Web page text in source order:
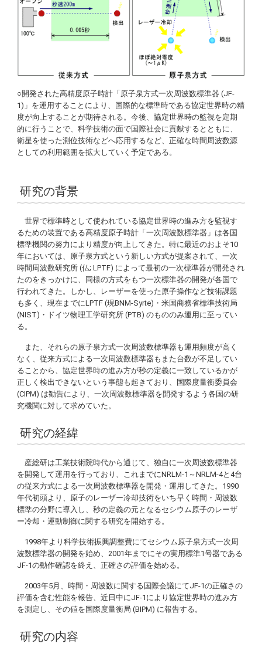
○開発された高精度原子時計「原子泉方式一次周波数標準器 (JF-
1)」を運用することにより、国際的な標準時である協定世界時の精
度が向上することが期待される。今後、協定世界時の監視を定期
的に行うことで、科学技術の面で国際社会に貢献するとともに、
衛星を使った測位技術などへ応用するなど、正確な時間周波数源
としての利用範囲を拡大していく予定である。
研究の背景
世界で標準時として使われている協定世界時の進み方を監視す
るための装置である高精度原子時計「一次周波数標準器」は各国
標準機関の努力により精度が向上してきた。特に最近のおよそ10
年においては、原子泉方式という新しい方式が提案されて、一次
時間周波数研究所 (仏; LPTF) によって最初の一次標準器が開発され
たのをきっかけに、同様の方式をもつ一次標準器の開発が各国で
行われてきた。しかし、レーザーを使った原子操作など技術課題
も多く、現在までにLPTF (現BNM-Syrte)・米国商務省標準技術局
(NIST)・ドイツ物理工学研究所 (PTB) のもののみ運用に至ってい
る。
また、それらの原子泉方式一次周波数標準器も運用頻度が高く
なく、従来方式による一次周波数標準器もまた台数が不足してい
ることから、協定世界時の進み方が秒の定義に一致しているかが
正しく検出できないという事態も起きており、国際度量衡委員会
(CIPM) は勧告により、一次周波数標準器を開発するよう各国の研
究機関に対して求めていた。
研究の経緯
産総研は工業技術院時代から通じて、独自に一次周波数標準器
を開発して運用を行っており、これまでにNRLM-1～NRLM-4と4台
の従来方式による一次周波数標準器を開発・運用してきた。1990
年代初頭より、原子のレーザー冷却技術をいち早く時間・周波数
標準の分野に導入し、秒の定義の元となるセシウム原子のレーザ
ー冷却・運動制御に関する研究を開始する。
1998年より科学技術振興調整費にてセシウム原子泉方式一次周
波数標準器の開発を始め、2001年までにその実用標準1号器である
JF-1の動作確認を終え、正確さの評価を始める。
2003年5月、時間・周波数に関する国際会議にてJF-1の正確さの
評価を含む性能を報告、近日中にJF-1により協定世界時の進み方
を測定し、その値を国際度量衡局 (BIPM) に報告する。
研究の内容